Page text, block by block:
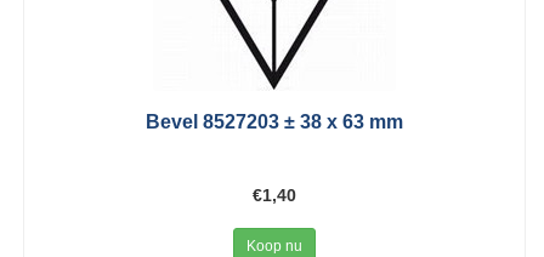
Bevel 8527203 ± 38 x 63 mm
€1,40
Koop nu